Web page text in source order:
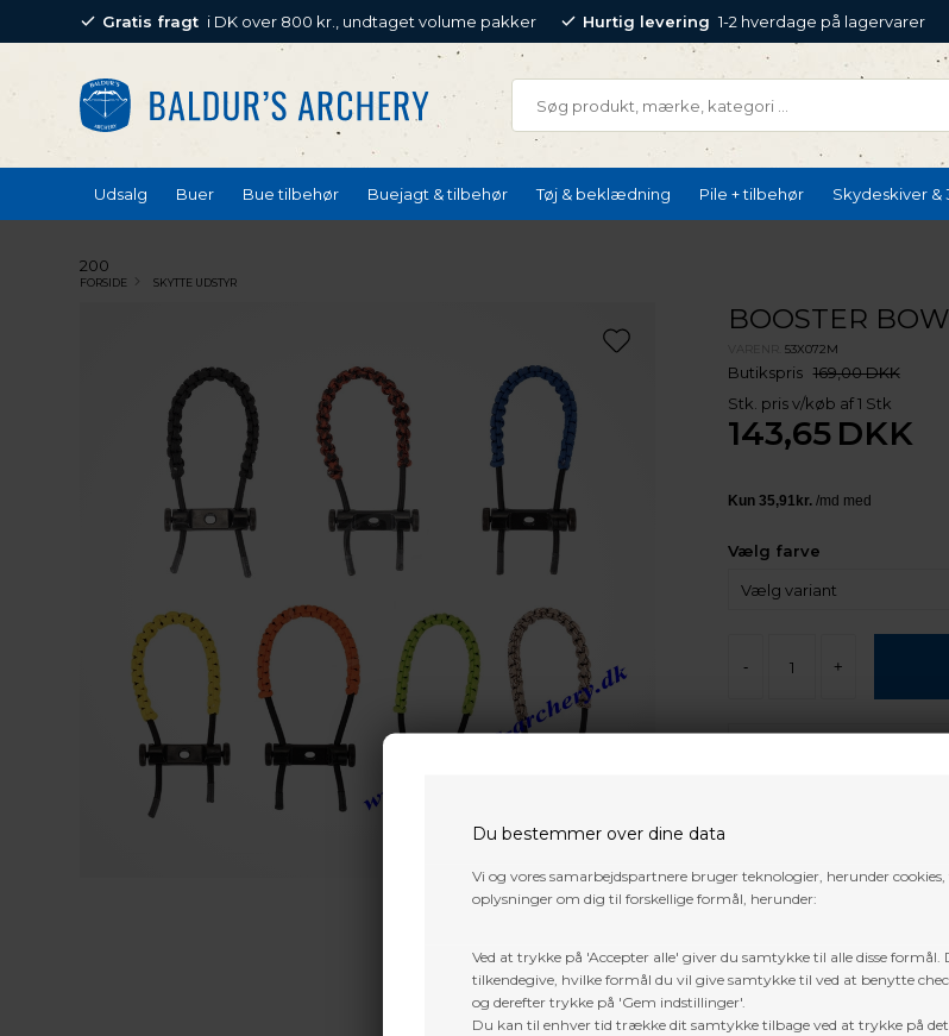
Du bestemmer over dine data
Vi og vores samarbejdspartnere bruger teknologier, herunder
oplysninger om dig til forskellige formål, herunder:
Ved at trykke på 'Accepter alle' giver du samtykke til alle disse
tilkendegive, hvilke formål du vil give samtykke til ved at benytte
og derefter trykke på 'Gem indstillinger'.
Du kan til enhver tid trække dit samtykke tilbage ved at trykke på det
Gratis fragt i DK over 800 kr., undtaget volume pakker Hurtig levering 1-2 hverdage på lagervarer
Udsalg Buer Bue tilbehør Buejagt & tilbehør Tøj & beklædning Pile + tilbehør Skydeskiver &
200
FORSIDE SKYTTE UDSTYR
BOOSTER
53X072M
Butikspris 169,00 DKK
Stk. pris v/køb af 1 Stk
143,65 DKK
Vælg farve
- +